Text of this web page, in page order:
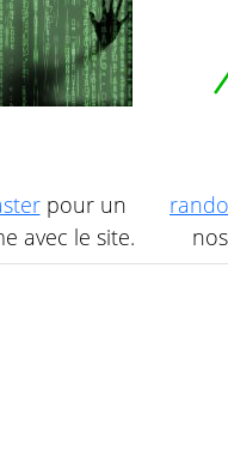
pour un
avec le site.
rando